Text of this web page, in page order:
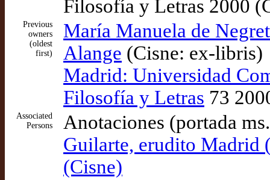
Filosofía y Letras 2000
Previous
owners
(oldest
first)
María Manuela de
Alange (Cisne: ex-libris)
Madrid: Universidad
Filosofía y Letras 73
Associated
Persons
Anotaciones (portada
Guilarte, erudito Madrid
(Cisne)